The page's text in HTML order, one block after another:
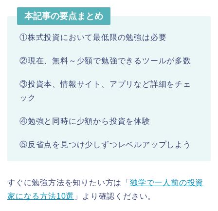
本記事の要点まとめ
①株式投資において最低限の勉強は必要
②現在、無料～少額で勉強できるツールが多数
③投資本、情報サイト、アプリなど詳細をチェ
ック
④勉強と同時に少額から投資を体験
⑤反省点を見つけ少しずつレベルアップしよう
すぐに勉強方法を知りたい方は「 独学で一人前の投資
家になる方法10選 」より確認ください。